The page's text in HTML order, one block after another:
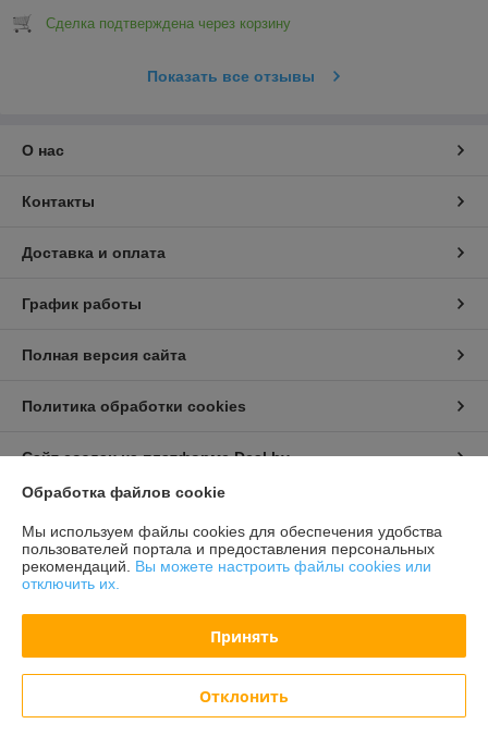
Сделка подтверждена через корзину
Показать все отзывы
О нас
Контакты
Доставка и оплата
График работы
Полная версия сайта
Политика обработки cookies
Сайт создан на платформе Deal.by
Информация для покупателя
Индивидуальный предприниматель:Бондарович Андрей Иванович
г. Минск, ул. Первомайская, д. 24 к.3, кв. 15
Регистрационный номер ЕГР: 191658429
Регистрационный орган: Партизанский РИК г. Минска
Дата регистрации компании: 21.01.2013
Обработка файлов cookie
Мы используем файлы cookies для обеспечения удобства
пользователей портала и предоставления персональных
рекомендаций. Вы можете настроить файлы cookies или
отключить их.
Принять
Отклонить